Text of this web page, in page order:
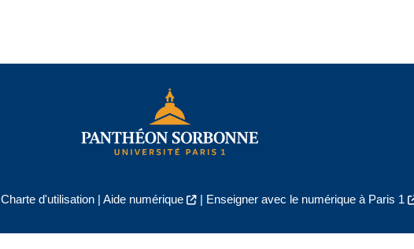
Charte d'utilisation| Aide numérique | Enseigner avec le numérique à Paris 1